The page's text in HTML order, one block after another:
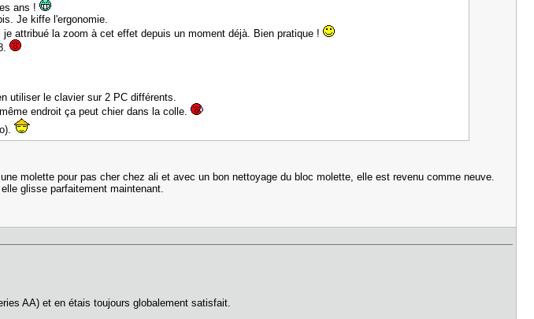
ans !
Je kiffe l'ergonomie.
attribué la zoom à cet effet depuis un moment déjà. Bien pratique !
utiliser le clavier sur 2 PC différents.
endroit ça peut chier dans la colle.
molette pour pas cher chez ali et avec un bon nettoyage du bloc molette, elle est revenu comme neuve.
glisse parfaitement maintenant.
AA) et en étais toujours globalement satisfait.